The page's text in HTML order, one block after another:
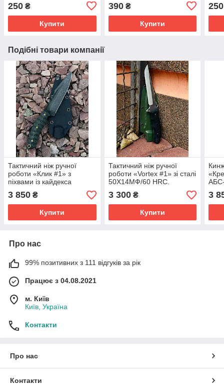
250 ₴
Купити
390₴
Купити
250
Подібні товари компанії
Тактичний ніж ручної
роботи «Клик #1» з
піхвами із кайдекса
Х12МФ/60 HRC.
3 850 ₴
Купити
Тактичний ніж ручної
роботи «Vortex #1» зі сталі
50Х14МФ/60 HRC.
3 300₴
Купити
3
Про нас
99% позитивних з 111 відгуків за рік
Працює з 04.08.2021
м. Київ
Київ, Україна
Контакти
Про нас
Контакти